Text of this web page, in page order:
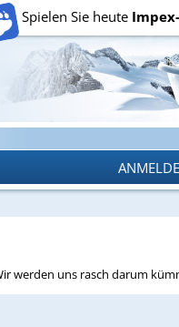
Spielen Sie heute
werden uns rasch darum